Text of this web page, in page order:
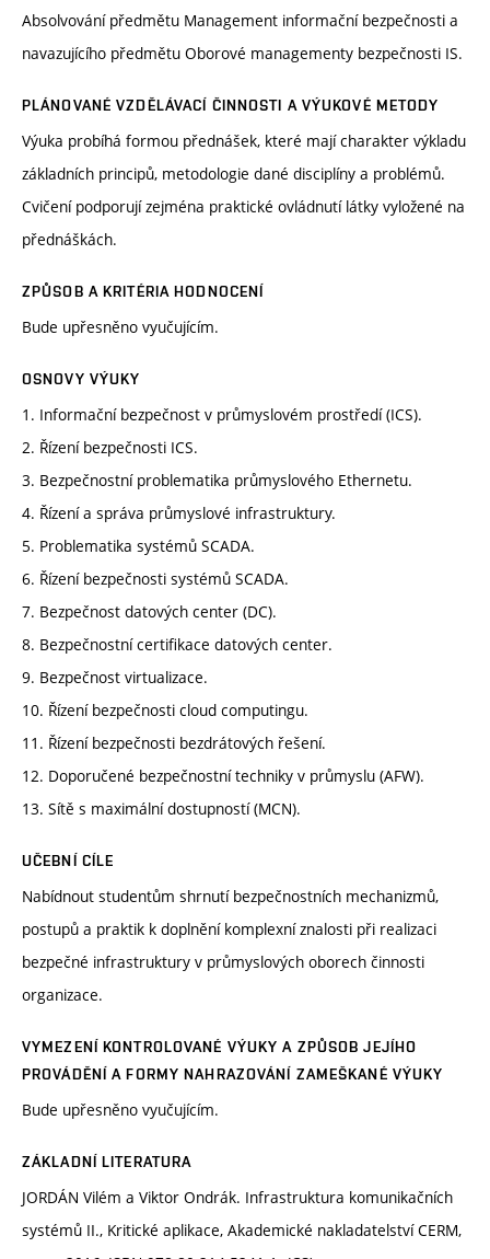
Absolvování předmětu Management informační bezpečnosti a
navazujícího předmětu Oborové managementy bezpečnosti IS.
PLÁNOVANÉ VZDĚLÁVACÍ ČINNOSTI A VÝUKOVÉ METODY
Výuka probíhá formou přednášek, které mají charakter výkladu
základních principů, metodologie dané disciplíny a problémů.
Cvičení podporují zejména praktické ovládnutí látky vyložené na
přednáškách.
ZPŮSOB A KRITÉRIA HODNOCENÍ
Bude upřesněno vyučujícím.
OSNOVY VÝUKY
1. Informační bezpečnost v průmyslovém prostředí (ICS).
2. Řízení bezpečnosti ICS.
3. Bezpečnostní problematika průmyslového Ethernetu.
4. Řízení a správa průmyslové infrastruktury.
5. Problematika systémů SCADA.
6. Řízení bezpečnosti systémů SCADA.
7. Bezpečnost datových center (DC).
8. Bezpečnostní certifikace datových center.
9. Bezpečnost virtualizace.
10. Řízení bezpečnosti cloud computingu.
11. Řízení bezpečnosti bezdrátových řešení.
12. Doporučené bezpečnostní techniky v průmyslu (AFW).
13. Sítě s maximální dostupností (MCN).
UČEBNÍ CÍLE
Nabídnout studentům shrnutí bezpečnostních mechanizmů,
postupů a praktik k doplnění komplexní znalosti při realizaci
bezpečné infrastruktury v průmyslových oborech činnosti
organizace.
VYMEZENÍ KONTROLOVANÉ VÝUKY A ZPŮSOB JEJÍHO
PROVÁDĚNÍ A FORMY NAHRAZOVÁNÍ ZAMEŠKANÉ VÝUKY
Bude upřesněno vyučujícím.
ZÁKLADNÍ LITERATURA
JORDÁN Vilém a Viktor Ondrák. Infrastruktura komunikačních
systémů II., Kritické aplikace, Akademické nakladatelství CERM,